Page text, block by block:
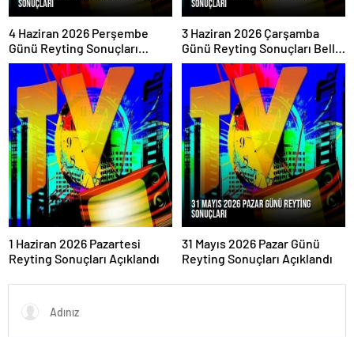
4 Haziran 2026 Perşembe
Günü Reyting Sonuçları
Açıklandı
3 Haziran 2026 Çarşamba
Günü Reyting Sonuçları Belli
Oldu
1 Haziran 2026 Pazartesi
Reyting Sonuçları Açıklandı
31 Mayıs 2026 Pazar Günü
Reyting Sonuçları Açıklandı